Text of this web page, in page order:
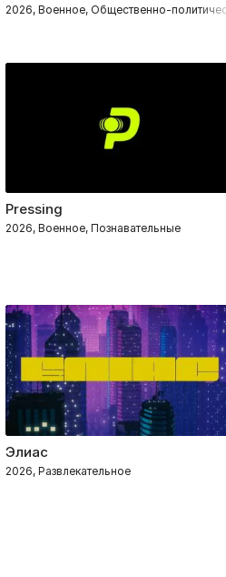
2026, Военное, Общественно-
Pressing
2026, Военное, Познавательные
Элиас
2026, Развлекательное